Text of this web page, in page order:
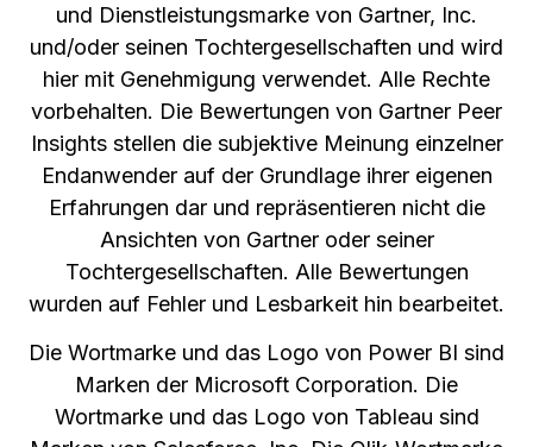
und Dienstleistungsmarke von Gartner, Inc.
und/oder seinen Tochtergesellschaften und wird
hier mit Genehmigung verwendet. Alle Rechte
vorbehalten. Die Bewertungen von Gartner Peer
Insights stellen die subjektive Meinung einzelner
Endanwender auf der Grundlage ihrer eigenen
Erfahrungen dar und repräsentieren nicht die
Ansichten von Gartner oder seiner
Tochtergesellschaften. Alle Bewertungen
wurden auf Fehler und Lesbarkeit hin bearbeitet.
Die Wortmarke und das Logo von Power BI sind
Marken der Microsoft Corporation. Die
Wortmarke und das Logo von Tableau sind